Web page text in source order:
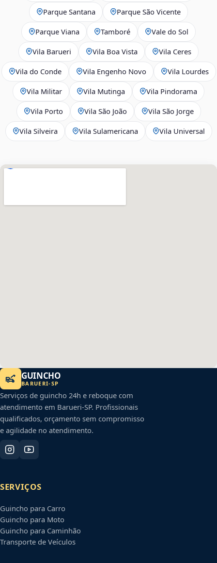
Parque Santana Parque São Vicente
Parque Viana Tamboré Vale do Sol
Vila Barueri Vila Boa Vista Vila Ceres
Vila do Conde Vila Engenho Novo Vila Lourdes
Vila Militar Vila Mutinga Vila Pindorama
Vila Porto Vila São João Vila São Jorge
Vila Silveira Vila Sulamericana Vila Universal
GUINCHO
BARUERI-SP
Serviços de guincho 24h e reboque com
atendimento em Barueri-SP. Profissionais
qualificados, orçamento sem compromisso
e agilidade no atendimento.
SERVIÇOS
Guincho para Carro
Guincho para Moto
Guincho para Caminhão
Transporte de Veículos